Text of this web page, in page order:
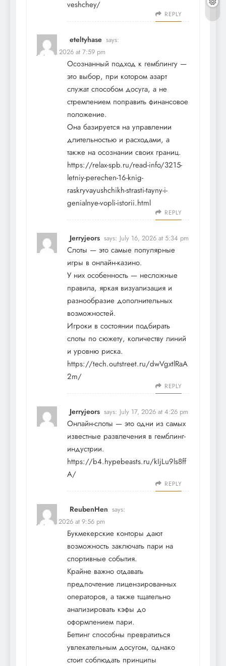
veshchey/
REPLY
eteltyhase says:
July 15, 2026 at 7:59 pm
Осознанный подход к гемблингу —
это выбор, при котором азарт
служат способом досуга, а не
стремлением поправить финансовое
положение.
Она базируется на управлении
длительностью и расходами, а
также на осознании своих границ.
https://relax-spb.ru/read-info/3215-
letniy-perechen-16-knig-
raskryvayushchikh-strasti-tayny-i-
genialnye-vopli-istorii.html
REPLY
Jerryjeors says: July 16, 2026 at 5:34 pm
Слоты — это самые популярные
игры в онлайн-казино.
У них особенность — несложные
правила, яркая визуализация и
разнообразие дополнительных
возможностей.
Игроки в состоянии подбирать
слоты по сюжету, количеству линий
и уровню риска.
https://tech.outstreet.ru/dwVgxtlRaA
2m/
REPLY
Jerryjeors says: July 17, 2026 at 4:26 pm
Онлайн-слоты — это одни из самых
известные развлечения в гемблинг-
индустрии.
https://b4.hypebeasts.ru/kIjLu9ls8ff
A/
REPLY
ReubenHen says:
July 17, 2026 at 9:56 pm
Букмекерские конторы дают
возможность заключать пари на
спортивные события.
Крайне важно отдавать
предпочтение лицензированных
операторов, а также тщательно
анализировать кэфы до
оформлением пари.
Беттинг способны превратиться
увлекательным досугом, однако
стоит соблюдать принципы